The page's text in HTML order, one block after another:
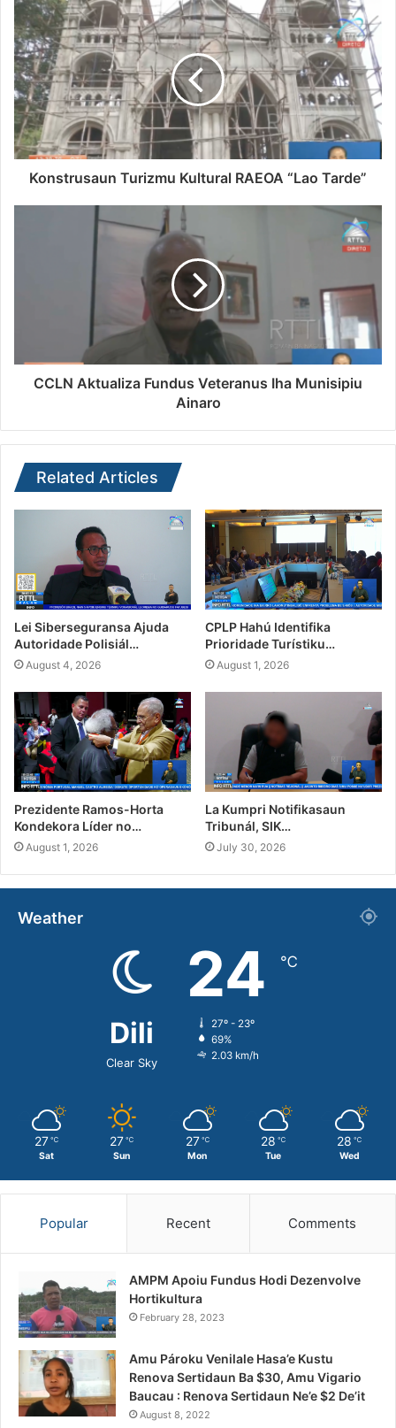
Konstrusaun Turizmu Kultural RAEOA “Lao Tarde”
CCLN Aktualiza Fundus Veteranus Iha Munisipiu
Ainaro
Related Articles
Lei Siberseguransa Ajuda
Autoridade Polisiál…
August 4, 2026
CPLP Hahú Identifika
Prioridade Turístiku…
August 1, 2026
Prezidente Ramos-Horta
Kondekora Líder no…
August 1, 2026
La Kumpri Notifikasaun
Tribunál, SIK…
July 30, 2026
Weather
Dili
Clear Sky
24 ℃
27º - 23º
69%
2.03 km/h
27 ℃
Sat
27 ℃
Sun
27 ℃
Mon
28 ℃
Tue
28 ℃
Wed
Popular Recent Comments
AMPM Apoiu Fundus Hodi Dezenvolve
Hortikultura
February 28, 2023
Amu Pároku Venilale Hasa’e Kustu
Renova Sertidaun Ba $30, Amu Vigario
Baucau : Renova Sertidaun Ne’e $2 De’it
August 8, 2022